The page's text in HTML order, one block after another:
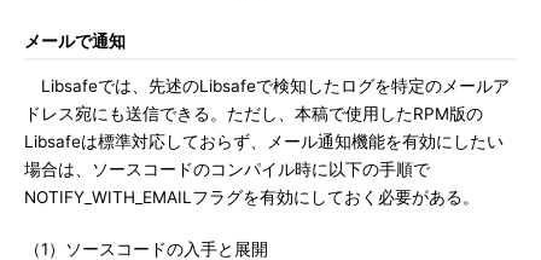
メールで通知
Libsafeでは、先述のLibsafeで検知したログを特定のメールア
ドレス宛にも送信できる。ただし、本稿で使用したRPM版の
Libsafeは標準対応しておらず、メール通知機能を有効にしたい
場合は、ソースコードのコンパイル時に以下の手順で
NOTIFY_WITH_EMAILフラグを有効にしておく必要がある。
（1）ソースコードの入手と展開